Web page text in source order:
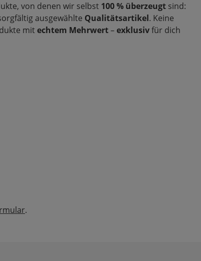
von denen wir selbst 100 % überzeugt sind:
ausgewählte Qualitätsartikel. Keine
mitechtem Mehrwert–exklusivfür dich
.